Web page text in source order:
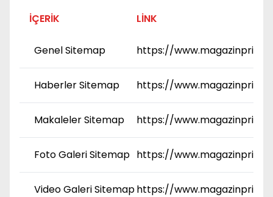
İÇERIK LINK
Genel Sitemap https://
Haberler Sitemap https://
Makaleler Sitemap https://
Foto Galeri Sitemap https://
Video Galeri Sitemaphttps://